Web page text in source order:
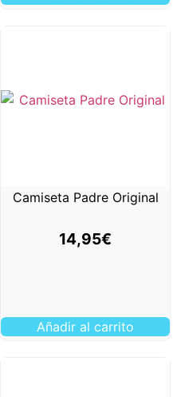
Camiseta Padre Original
14,95€
Añadir al carrito